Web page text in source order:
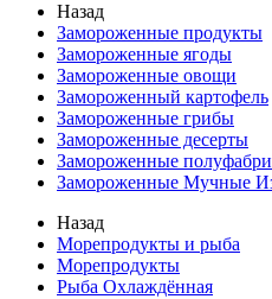
Назад
Замороженные продукты
Замороженные ягоды
Замороженные овощи
Замороженный картофель
Замороженные грибы
Замороженные десерты
Замороженные
Замороженные Мучные
Назад
Морепродукты и рыба
Морепродукты
Рыба Охлаждённая